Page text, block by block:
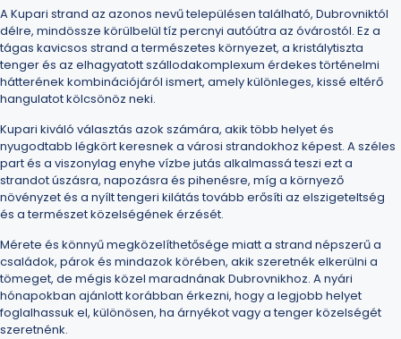
A Kupari strand az azonos nevű településen található, Dubrovniktól
délre, mindössze körülbelül tíz percnyi autóútra az óvárostól. Ez a
tágas kavicsos strand a természetes környezet, a kristálytiszta
tenger és az elhagyatott szállodakomplexum érdekes történelmi
hátterének kombinációjáról ismert, amely különleges, kissé eltérő
hangulatot kölcsönöz neki.
Kupari kiváló választás azok számára, akik több helyet és
nyugodtabb légkört keresnek a városi strandokhoz képest. A széles
part és a viszonylag enyhe vízbe jutás alkalmassá teszi ezt a
strandot úszásra, napozásra és pihenésre, míg a környező
növényzet és a nyílt tengeri kilátás tovább erősíti az elszigeteltség
és a természet közelségének érzését.
Mérete és könnyű megközelíthetősége miatt a strand népszerű a
családok, párok és mindazok körében, akik szeretnék elkerülni a
tömeget, de mégis közel maradnának Dubrovnikhoz. A nyári
hónapokban ajánlott korábban érkezni, hogy a legjobb helyet
foglalhassuk el, különösen, ha árnyékot vagy a tenger közelségét
szeretnénk.